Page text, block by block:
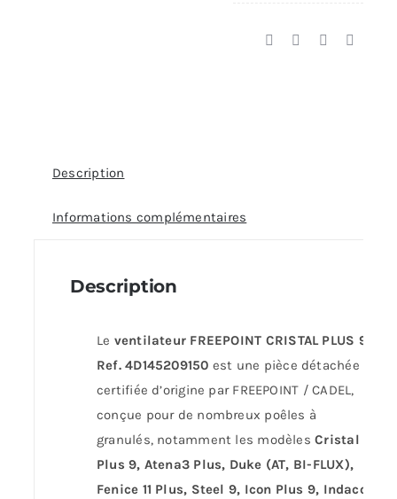
Description
Informations complémentaires
Description
Le ventilateur FREEPOINT CRISTAL PLUS 9
Ref. 4D145209150 est une pièce détachée
certifiée d’origine par FREEPOINT / CADEL,
conçue pour de nombreux poêles à
granulés, notamment les modèlesCristal
Plus 9, Atena3 Plus, Duke (AT, BI-FLUX),
Fenice 11 Plus, Steel 9, Icon Plus 9, Indaco